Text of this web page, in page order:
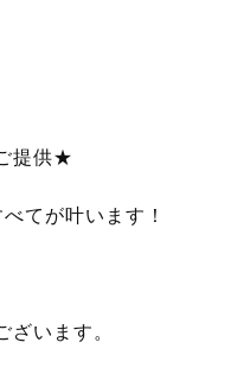
提供★
てが叶います！
います。